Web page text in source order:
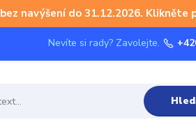
navýšení do 31.12.2026. Klikněte
Nevíte si rady? Zavolejte.